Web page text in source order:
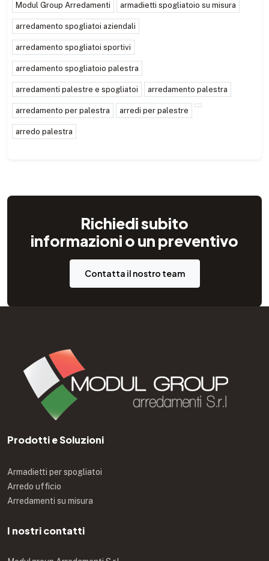
Modul Group Arredamenti armadietti spogliatoio su misura
arredamento spogliatoi aziendali
arredamento spogliatoi sportivi
arredamento spogliatoio palestra
arredamenti palestre e spogliatoi arredamento palestra
arredamento per palestra arredi per palestre
arredo palestra
Richiedi subito
informazioni o un preventivo
Contatta il nostro team
Prodotti e Soluzioni
Armadietti per spogliatoi
Arredo ufficio
Arredamenti su misura
I nostri contatti